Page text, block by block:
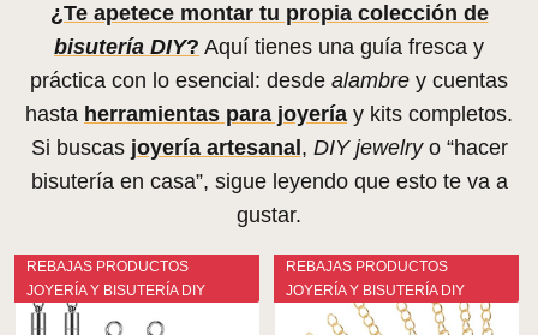
¿Te apetece montar tu propia colección de
bisutería DIY? Aquí tienes una guía fresca y
práctica con lo esencial: desde alambre y cuentas
hasta herramientas para joyería y kits completos.
Si buscas joyería artesanal , DIY jewelryo “hacer
bisutería en casa”, sigue leyendo que esto te va a
gustar.
REBAJAS PRODUCTOS
JOYERÍA Y BISUTERÍA DIY
REBAJAS PRODUCTOS
JOYERÍA Y BISUTERÍA DIY